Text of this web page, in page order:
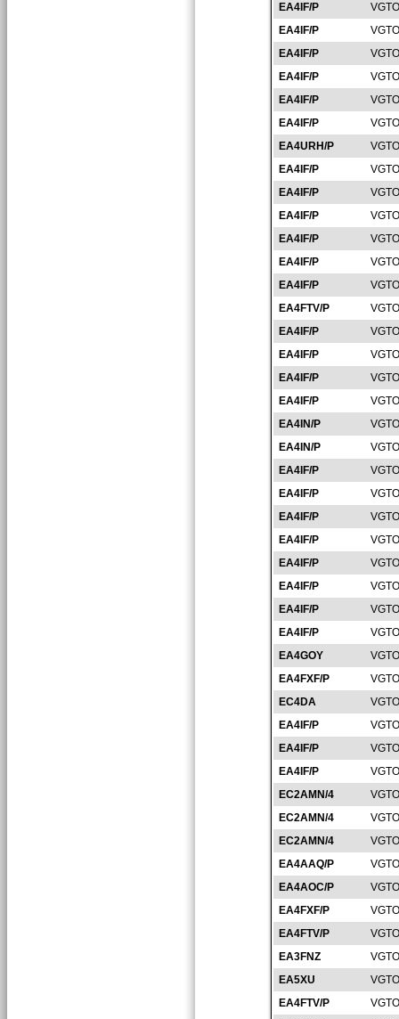
EA4IF/P
EA4IF/P
EA4IF/P
EA4IF/P
EA4IF/P
EA4IF/P
EA4URH/P
EA4IF/P
EA4IF/P
EA4IF/P
EA4IF/P
EA4IF/P
EA4IF/P
EA4FTV/P
EA4IF/P
EA4IF/P
EA4IF/P
EA4IF/P
EA4IN/P
EA4IN/P
EA4IF/P
EA4IF/P
EA4IF/P
EA4IF/P
EA4IF/P
EA4IF/P
EA4IF/P
EA4IF/P
EA4GOY
EA4FXF/P
EC4DA
EA4IF/P
EA4IF/P
EA4IF/P
EC2AMN/4
EC2AMN/4
EC2AMN/4
EA4AAQ/P
EA4AOC/P
EA4FXF/P
EA4FTV/P
EA3FNZ
EA5XU
EA4FTV/P